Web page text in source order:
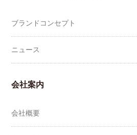
ブランドコンセプト
ニュース
会社案内
会社概要